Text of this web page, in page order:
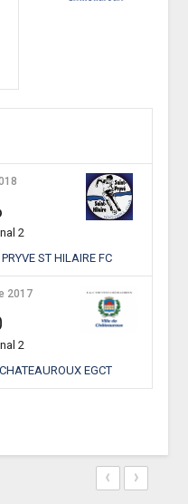
2
ST HILAIRE FC
2017
2
EGCT
‹ ›